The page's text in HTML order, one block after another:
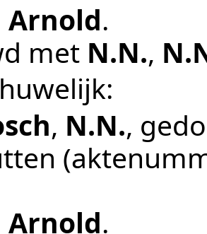
Arnold.
met N.N.,
, N.N.,
Arnold.